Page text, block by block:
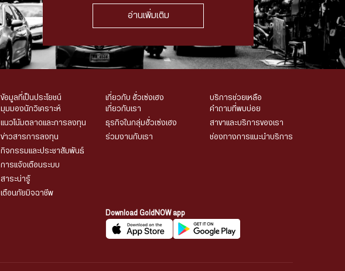
อ่านเพิ่มเติม
ข้อมูลที่เป็นประโยชน์
มุมมองนักวิเคราะห์
แนวโน้มตลาดและการลงทุน
ข่าวสารการลงทุน
กิจกรรมและประชาสัมพันธ์
การแจ้งเตือนระบบ
สาระน่ารู้
เตือนภัยมิจฉาชีพ
เกี่ยวกับ ฮั่วเซ่งเฮง
เกี่ยวกับเรา
ธุรกิจในกลุ่มฮั่วเซ่งเฮง
ร่วมงานกับเรา
บริการช่วยเหลือ
คำถามที่พบบ่อย
สาขาและบริการของเรา
ช่องทางการแนะนำบริการ
Download GoldNOW app